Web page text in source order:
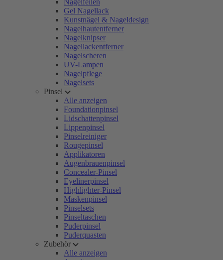
Nagelfeilen
Gel Nagellack
Kunstnägel & Nageldesign
Nagelhautentferner
Nagelknipser
Nagellackentferner
Nagelscheren
UV-Lampen
Nagelpflege
Nagelsets
Pinsel
Alle anzeigen
Foundationpinsel
Lidschattenpinsel
Lippenpinsel
Pinselreiniger
Rougepinsel
Applikatoren
Augenbrauenpinsel
Concealer-Pinsel
Eyelinerpinsel
Highlighter-Pinsel
Maskenpinsel
Pinselsets
Pinseltaschen
Puderpinsel
Puderquasten
Zubehör
Alle anzeigen